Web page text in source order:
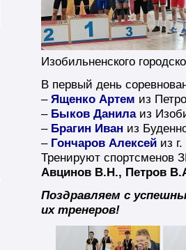
Изобильненского
В первый день
– Ященко Артем из
– Быков Данилаиз
– Брагин Иван из
– Гончаров Алексей из
Тренируют спортсменов
Авцинов В.Н., Петров
Поздравляем с
их тренеров!